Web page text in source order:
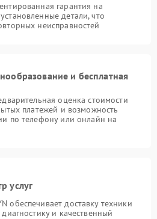
гарантия на
детали, что
неисправностей
и бесплатная
оценка стоимости
платежей и возможность
по телефону или онлайн на
услуг
обеспечивает доставку техники
и качественный